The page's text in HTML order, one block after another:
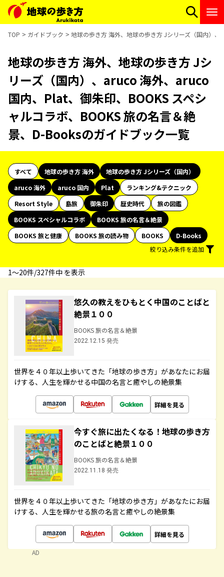
TOP ガイドブック 地球の歩き方 海外、地球の歩き方 Jシリーズ（国内）
地球の歩き方 海外、地球の歩き方 Jシ
リーズ（国内）、aruco 海外、aruco
国内、Plat、御朱印、BOOKS スペシ
ャルコラボ、BOOKS 旅の名言＆絶
景、D-Booksのガイドブック一覧
すべて 地球の歩き方 海外
地球の歩き方 Jシリーズ（国内）
aruco 海外
aruco 国内 Plat
ランキング&テクニック
Resort Style
島旅 御朱印 歴史時代
旅の図鑑
BOOKS スペシャルコラボ
BOOKS 旅の名言＆絶景
BOOKS 旅と健康
BOOKS 旅の読み物 BOOKS
D-Books
絞り込み条件を追加
1〜20件/327件中 を表示
悠久の教えをひもとく中国のことばと
絶景１００
BOOKS 旅の名言＆絶景
2022.12.15 発売
世界を４０年以上歩いてきた「地球の歩き方」があなたにお届
けする、人生を輝かせる中国の名言と癒やしの絶景集
詳細を見る
今すぐ旅に出たくなる！地球の歩き方
のことばと絶景１００
BOOKS 旅の名言＆絶景
2022.11.18 発売
世界を４０年以上歩いてきた「地球の歩き方」があなたにお届
けする、人生を輝かせる旅の名言と癒やしの絶景集
詳細を見る
AD